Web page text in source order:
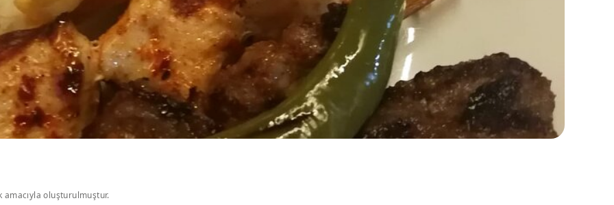
oluşturulmuştur.